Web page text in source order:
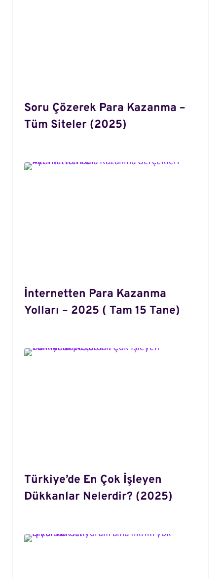
Soru Çözerek Para Kazanma –
Tüm Siteler (2025)
İnternetten Para Kazanma
Yolları – 2025 ( Tam 15 Tane)
Türkiye’de En Çok İşleyen
Dükkanlar Nelerdir? (2025)